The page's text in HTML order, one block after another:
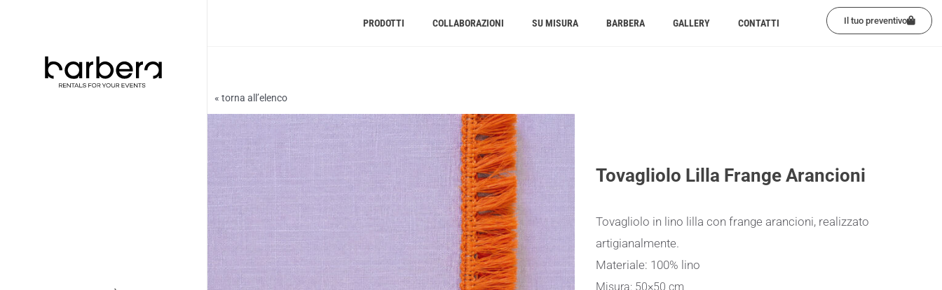
contenuto
PRODOTTI COLLABORAZIONI SU MISURA BARBERA GALLERY CONTATTI Il tuo preventivo
« torna all’elenco
Tovagliolo Lilla Frange Arancioni
Tovagliolo in lino lilla con frange arancioni, realizzato
artigianalmente.
Materiale: 100% lino
Misura: 50×50 cm